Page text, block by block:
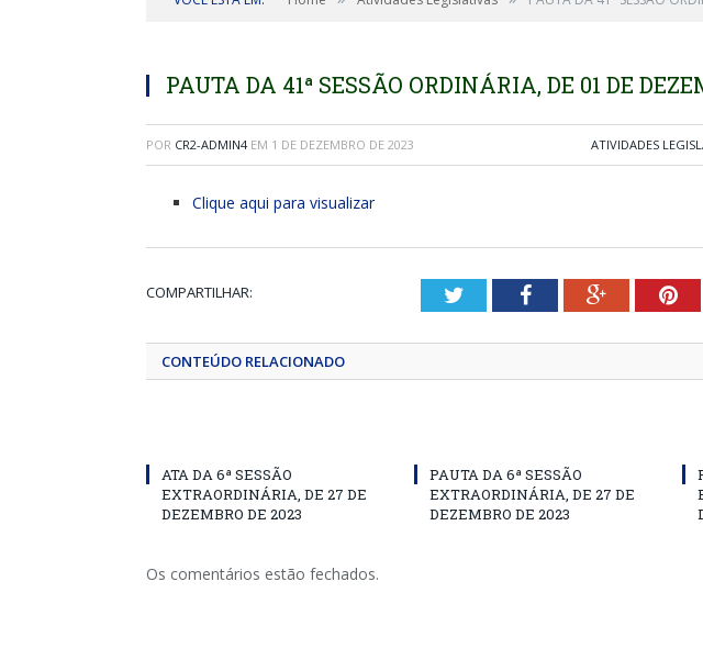
PAUTA DA 41ª SESSÃO ORDINÁRIA, DE 01 DE
POR CR2-ADMIN4 EM 1 DE DEZEMBRO DE 2023 ATIVIDADES
Clique aqui para visualizar
COMPARTILHAR: TwitterFacebookGoogle+
CONTEÚDO RELACIONADO
ATA DA 6ª SESSÃO
EXTRAORDINÁRIA, DE 27 DE
DEZEMBRO DE 2023
PAUTA DA 6ª SESSÃO
EXTRAORDINÁRIA, DE 27 DE
DEZEMBRO DE 2023
Os comentários estão fechados.